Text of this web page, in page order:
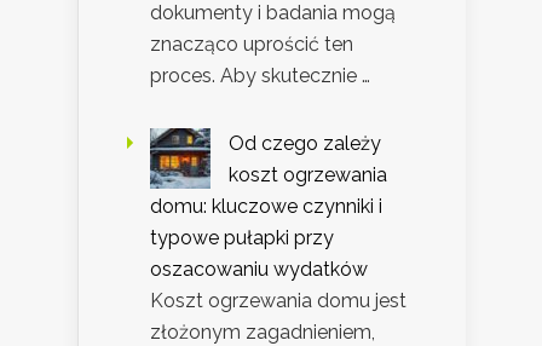
dokumenty i badania mogą
znacząco uprościć ten
proces. Aby skutecznie …
Od czego zależy
koszt ogrzewania
domu: kluczowe czynniki i
typowe pułapki przy
oszacowaniu wydatków
Koszt ogrzewania domu jest
złożonym zagadnieniem,